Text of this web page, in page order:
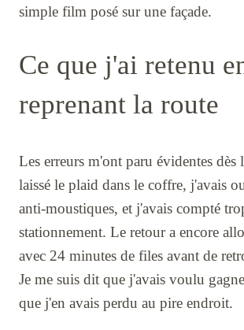
simple film posé sur une façade.
Ce que j'ai retenu
reprenant la route
Les erreurs m'ont paru évidentes dès
laissé le plaid dans le coffre, j'avais
anti-moustiques, et j'avais compté
stationnement. Le retour a encore
avec 24 minutes de files avant de
Je me suis dit que j'avais voulu
que j'en avais perdu au pire endroit.